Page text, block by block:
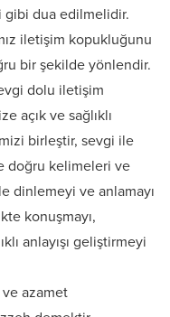
gibi dua edilmelidir.
iletişim kopukluğunu
bir şekilde yönlendir.
dolu iletişim
açık ve sağlıklı
birleştir, sevgi ile
doğru kelimeleri ve
dinlemeyi ve anlamayı
konuşmayı,
anlayışı geliştirmeyi
ve azamet